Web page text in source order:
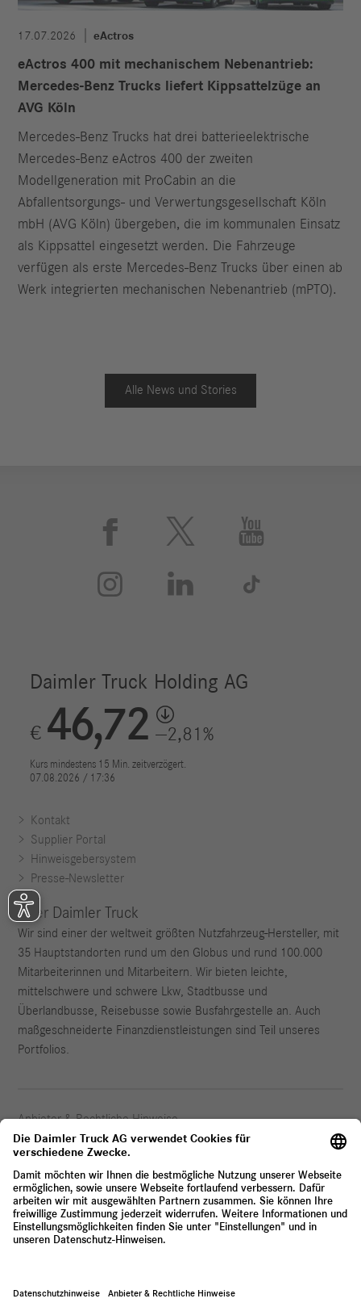
17.07.2026 eActros
eActros 400 mit mechanischem Nebenantrieb:
Mercedes-Benz Trucks liefert Kippsattelzüge an
AVG Köln
Mercedes-Benz Trucks hat drei batterieelektrische
Mercedes-Benz eActros 400 der zweiten
Modellgeneration mit ProCabin an die
Abfallentsorgungs- und Verwertungsgesellschaft Köln
mbH (AVG Köln) übergeben, die im kommunalen Einsatz
als Kippsattel eingesetzt werden. Die Fahrzeuge
verfügen als erste Mercedes-Benz Trucks über einen ab
Werk integrierten mechanischen Nebenantrieb (mPTO).
Alle News und Stories
 


 
Kontakt
Supplier Portal
Hinweisgebersystem
Presse-Newsletter
Über Daimler Truck
Wir sind einer der weltweit größten Nutzfahrzeug-Hersteller, mit
35 Hauptstandorten rund um den Globus und rund 100.000
Mitarbeiterinnen und Mitarbeitern. Wir bieten leichte,
mittelschwere und schwere Lkw, Stadtbusse und
Überlandbusse, Reisebusse sowie Busfahrgestelle an. Auch
maßgeschneiderte Finanzdienstleistungen sind Teil unseres
Portfolios.
Anbieter & Rechtliche Hinweise
Datenschutz